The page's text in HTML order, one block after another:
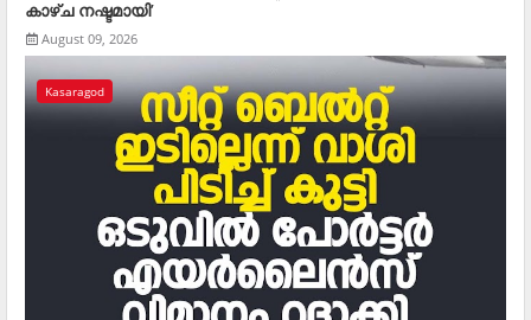
കാഴ്ച നഷ്ടമായി’
August 09, 2026
Kasaragod